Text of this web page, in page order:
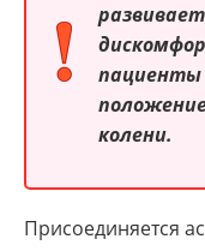
колени.
Присоединяется